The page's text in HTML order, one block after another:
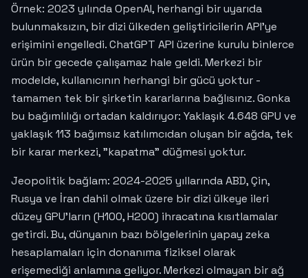
Örnek: 2023 yılında OpenAI, herhangi bir uyarıda
bulunmaksızın, bir dizi ülkeden geliştiricilerin API'ye
erişimini engelledi. ChatGPT API üzerine kurulu binlerce
ürün bir gecede çalışamaz hale geldi. Merkezi bir
modelde, kullanıcının herhangi bir gücü yoktur -
tamamen tek bir şirketin kararlarına bağlısınız. Gonka
bu bağımlılığı ortadan kaldırıyor: Yaklaşık 4.648 GPU ve
yaklaşık 113 bağımsız katılımcıdan oluşan bir ağda, tek
bir karar merkezi, "kapatma" düğmesi yoktur.
Jeopolitik bağlam: 2024-2025 yıllarında ABD, Çin,
Rusya ve İran dahil olmak üzere bir dizi ülkeye ileri
düzey GPU'ların (H100, H200) ihracatına kısıtlamalar
getirdi. Bu, dünyanın bazı bölgelerinin yapay zeka
hesaplamaları için donanıma fiziksel olarak
erişemediği anlamına geliyor. Merkezi olmayan bir ağ